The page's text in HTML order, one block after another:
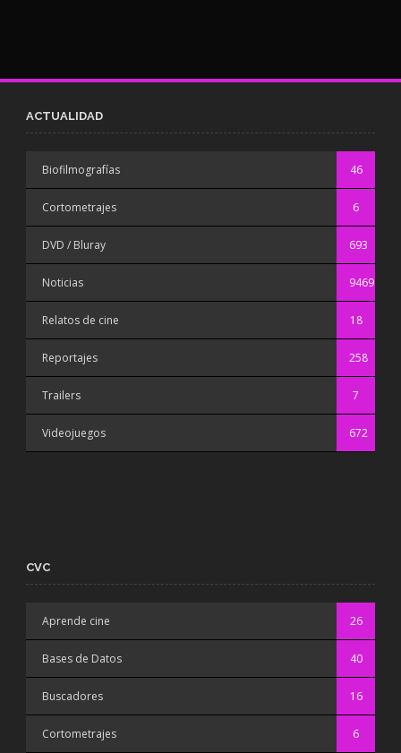
ACTUALIDAD
Biofilmografías 46
Cortometrajes 6
DVD / Bluray 693
Noticias 9469
Relatos de cine 18
Reportajes 258
Trailers 7
Videojuegos 672
CVC
Aprende cine 26
Bases de Datos 40
Buscadores 16
Cortometrajes 6